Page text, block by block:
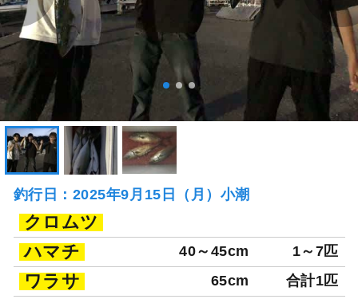
釣行日：2025年9月15日（月）小潮
クロムツ
ハマチ
40～45cm 1～7匹
ワラサ 65cm 合計1匹